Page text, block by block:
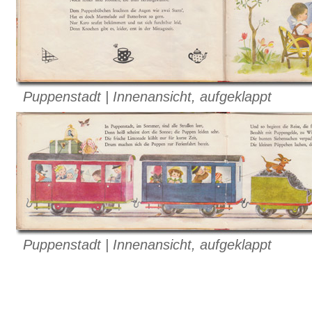
Puppenstadt | Innenansicht, aufgeklappt
Puppenstadt | Innenansicht, aufgeklappt